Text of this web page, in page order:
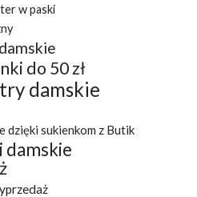
w paski
do 50 zł
damskie
dzięki sukienkom z Butik
damskie